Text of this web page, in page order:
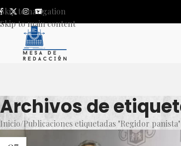
Skip to navigation
Skip to main content
Archivos de
Inicio Publicaciones etiquetadas "Regidor panista"